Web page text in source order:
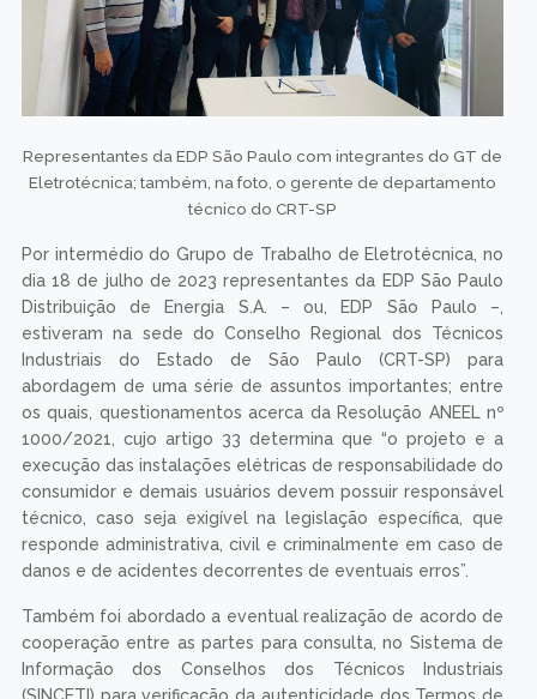
Representantes da EDP São Paulo com integrantes do GT de
Eletrotécnica; também, na foto, o gerente de departamento
técnico do CRT-SP
Por intermédio do Grupo de Trabalho de Eletrotécnica, no
dia 18 de julho de 2023 representantes da EDP São Paulo
Distribuição de Energia S.A. – ou, EDP São Paulo –,
estiveram na sede do Conselho Regional dos Técnicos
Industriais do Estado de São Paulo (CRT-SP) para
abordagem de uma série de assuntos importantes; entre
os quais, questionamentos acerca da Resolução ANEEL nº
1000/2021, cujo artigo 33 determina que “o projeto e a
execução das instalações elétricas de responsabilidade do
consumidor e demais usuários devem possuir responsável
técnico, caso seja exigível na legislação específica, que
responde administrativa, civil e criminalmente em caso de
danos e de acidentes decorrentes de eventuais erros”.
Também foi abordado a eventual realização de acordo de
cooperação entre as partes para consulta, no Sistema de
Informação dos Conselhos dos Técnicos Industriais
(SINCETI) para verificação da autenticidade dos Termos de